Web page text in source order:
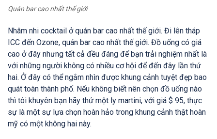
Quán bar cao nhất thế giới
Nhâm nhi cocktail ở quán bar cao nhất thế giới. Đi lên tháp
ICC đến Ozone, quán bar cao nhất thế giới. Đồ uống có giá
cao ở đây nhưng tất cả đều đáng để bạn trải nghiệm nhất là
với những người không có nhiều cơ hội để đến đây lần thứ
hai. Ở đây có thể ngắm nhìn được khung cảnh tuyệt đẹp bao
quát toàn thành phố. Nếu không biết nên chọn đồ uống nào
thì tôi khuyên bạn hãy thử một ly martini, với giá $ 95, thực
sự là một sự lựa chọn hoàn hảo trong khung cảnh thật hoàn
mỹ có một không hai này.